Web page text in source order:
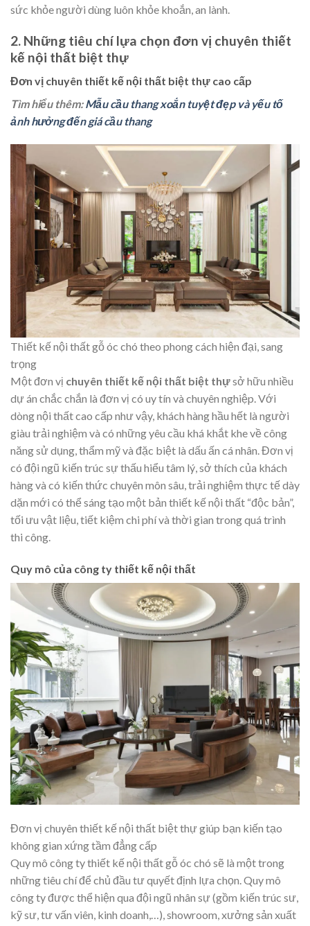
sức khỏe người dùng luôn khỏe khoắn, an lành.
2. Những tiêu chí lựa chọn đơn vị chuyên thiết
kế nội thất biệt thự
Đơn vị chuyên thiết kế nội thất biệt thự cao cấp
Tìm hiểu thêm:Mẫu cầu thang xoắn tuyệt đẹp và yếu tố
ảnh hưởng đến giá cầu thang
Thiết kế nội thất gỗ óc chó theo phong cách hiện đại, sang
trọng
Một đơn vị chuyên thiết kế nội thất biệt thựsở hữu nhiều
dự án chắc chắn là đơn vị có uy tín và chuyên nghiệp. Với
dòng nội thất cao cấp như vậy, khách hàng hầu hết là người
giàu trải nghiệm và có những yêu cầu khá khắt khe về công
năng sử dụng, thẩm mỹ và đặc biệt là dấu ấn cá nhân. Đơn vị
có đội ngũ kiến trúc sự thấu hiểu tâm lý, sở thích của khách
hàng và có kiến thức chuyên môn sâu, trải nghiệm thực tế dày
dặn mới có thể sáng tạo một bản thiết kế nội thất “độc bản”,
tối ưu vật liệu, tiết kiệm chi phí và thời gian trong quá trình
thi công.
Quy mô của công ty thiết kế nội thất
Đơn vị chuyên thiết kế nội thất biệt thự giúp bạn kiến tạo
không gian xứng tầm đẳng cấp
Quy mô công ty thiết kế nội thất gỗ óc chó sẽ là một trong
những tiêu chí để chủ đầu tư quyết định lựa chọn. Quy mô
công ty được thể hiện qua đội ngũ nhân sự (gồm kiến trúc sư,
kỹ sư, tư vấn viên, kinh doanh,…), showroom, xưởng sản xuất